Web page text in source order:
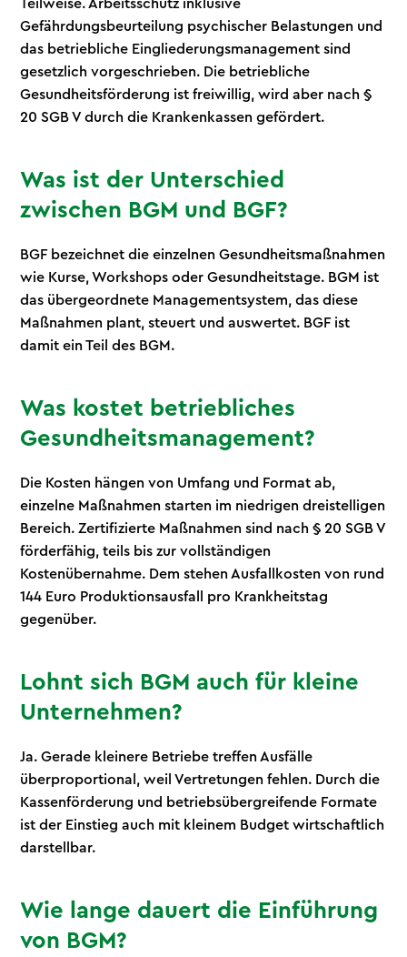
Teilweise. Arbeitsschutz inklusive
Gefährdungsbeurteilung psychischer Belastungen und
das betriebliche Eingliederungsmanagement sind
gesetzlich vorgeschrieben. Die betriebliche
Gesundheitsförderung ist freiwillig, wird aber nach §
20 SGB V durch die Krankenkassen gefördert.
Was ist der Unterschied
zwischen BGM und BGF?
BGF bezeichnet die einzelnen Gesundheitsmaßnahmen
wie Kurse, Workshops oder Gesundheitstage. BGM ist
das übergeordnete Managementsystem, das diese
Maßnahmen plant, steuert und auswertet. BGF ist
damit ein Teil des BGM.
Was kostet betriebliches
Gesundheitsmanagement?
Die Kosten hängen von Umfang und Format ab,
einzelne Maßnahmen starten im niedrigen dreistelligen
Bereich. Zertifizierte Maßnahmen sind nach § 20 SGB V
förderfähig, teils bis zur vollständigen
Kostenübernahme. Dem stehen Ausfallkosten von rund
144 Euro Produktionsausfall pro Krankheitstag
gegenüber.
Lohnt sich BGM auch für kleine
Unternehmen?
Ja. Gerade kleinere Betriebe treffen Ausfälle
überproportional, weil Vertretungen fehlen. Durch die
Kassenförderung und betriebsübergreifende Formate
ist der Einstieg auch mit kleinem Budget wirtschaftlich
darstellbar.
Wie lange dauert die Einführung
von BGM?